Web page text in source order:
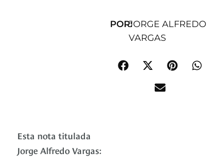
POR:JORGE ALFREDO
VARGAS
Esta nota titulada
Jorge Alfredo Vargas: